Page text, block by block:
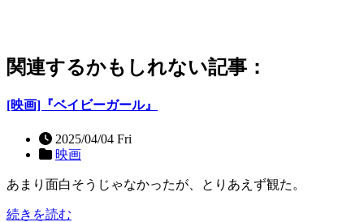
関連するかもしれない記事：
[映画]『ベイビーガール』
2025/04/04 Fri
映画
あまり面白そうじゃなかったが、とりあえず観た。
続きを読む